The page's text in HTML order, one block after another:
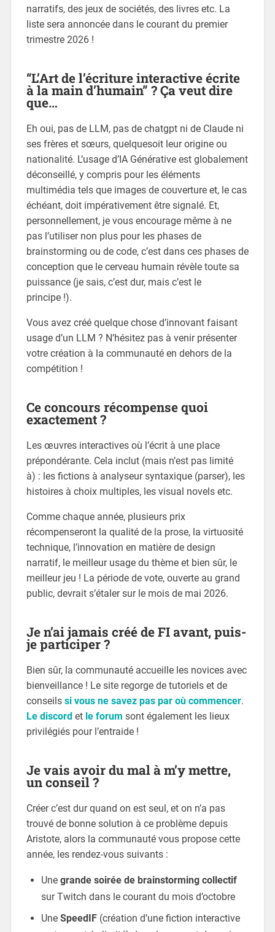
narratifs, des jeux de sociétés, des livres etc. La
liste sera annoncée dans le courant du premier
trimestre 2026 !
“L’Art de l’écriture interactive écrite
à la main d’humain” ? Ça veut dire
que…
Eh oui, pas de LLM, pas de chatgpt ni de Claude ni
ses frères et sœurs, quelquesoit leur origine ou
nationalité. L’usage d’IA Générative est globalement
déconseillé, y compris pour les éléments
multimédia tels que images de couverture et, le cas
échéant, doit impérativement être signalé. Et,
personnellement, je vous encourage même à ne
pas l’utiliser non plus pour les phases de
brainstorming ou de code, c’est dans ces phases de
conception que le cerveau humain révèle toute sa
puissance (je sais, c’est dur, mais c’est le
principe !).
Vous avez créé quelque chose d’innovant faisant
usage d’un LLM ? N’hésitez pas à venir présenter
votre création à la communauté en dehors de la
compétition !
Ce concours récompense quoi
exactement ?
Les œuvres interactives où l’écrit à une place
prépondérante. Cela inclut (mais n’est pas limité
à) : les fictions à analyseur syntaxique (parser), les
histoires à choix multiples, les visual novels etc.
Comme chaque année, plusieurs prix
récompenseront la qualité de la prose, la virtuosité
technique, l’innovation en matière de design
narratif, le meilleur usage du thème et bien sûr, le
meilleur jeu ! La période de vote, ouverte au grand
public, devrait s’étaler sur le mois de mai 2026.
Je n’ai jamais créé de FI avant, puis-
je participer ?
Bien sûr, la communauté accueille les novices avec
bienveillance ! Le site regorge de tutoriels et de
conseils si vous ne savez pas par où commencer.
Le discordet le forum sont également les lieux
privilégiés pour l’entraide !
Je vais avoir du mal à m’y mettre,
un conseil ?
Créer c’est dur quand on est seul, et on n’a pas
trouvé de bonne solution à ce problème depuis
Aristote, alors la communauté vous propose cette
année, les rendez-vous suivants :
Une grande soirée de brainstorming collectif
sur Twitch dans le courant du mois d’octobre
Une SpeedIF(création d’une fiction interactive